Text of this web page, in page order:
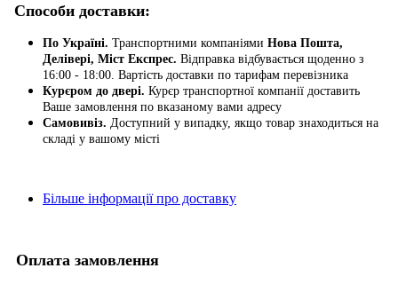
Способи доставки:
По Україні. Транспортними компаніями Нова Пошта,
Делівері, Міст Експрес. Відправка відбувається щоденно з
16:00 - 18:00. Вартість доставки по тарифам перевізника
Курєром до двері. Курєр транспортної компанії доставить
Ваше замовлення по вказаному вами адресу
Самовивіз. Доступний у випадку, якщо товар знаходиться на
складі у вашому місті
Більше інформації про доставку
Оплата замовлення